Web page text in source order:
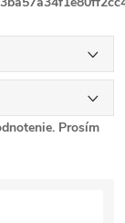
Prosím